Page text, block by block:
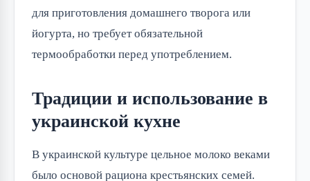
для приготовления домашнего творога или
йогурта, но требует обязательной
термообработки перед употреблением.
Традиции и использование в
украинской кухне
В украинской культуре цельное молоко веками
было основой рациона крестьянских семей.